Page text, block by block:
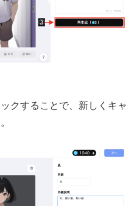
クすることで、新しくキャ